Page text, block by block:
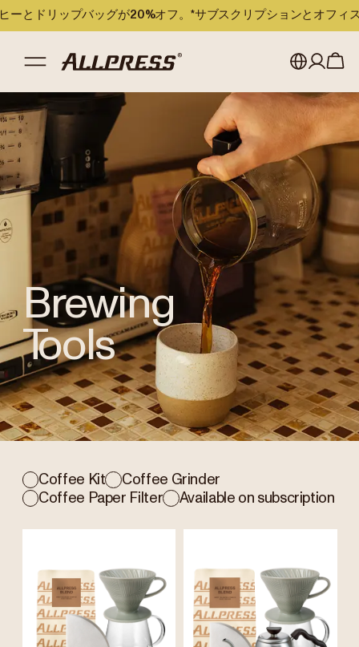
ーとドリップバッグが20%オフ。*サブスクリプションとオフィ
Australia
Japan (en)
Japan (日本語)
New Zealand
Singapore
United Kingdom
My account
Sign in
Register
Brewing
Tools
Coffee Kit
Coffee Grinder
Coffee Paper Filter
Available on subscription